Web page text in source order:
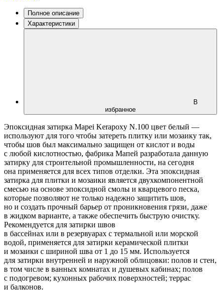
Полное описание
Характеристики
В
избранное
Эпоксидная затирка Mapei Kerapoxy N.100 цвет белый —
используют для того чтобы затереть плитку или мозаику так,
чтобы шов был максимально защищен от кислот и воды
с любой кислотностью, фабрика Мапей разработала данную
затирку для строительной промышленности, на сегодня
она применяется для всех типов отделки. Эта эпоксидная
затирка для плитки и мозаики является двухкомпонентной
смесью на основе эпоксидной смолы и кварцевого песка,
которые позволяют не только надежно защитить шов,
но и создать прочный барьер от проникновения грязи, даже
в жидком варианте, а также обеспечить быструю очистку.
Рекомендуется для затирки швов
в бассейнах или в резервуарах с термальной или морской
водой, применяется для затирки керамической плитки
и мозаики с шириной шва от 1 до 15 мм. Используется
для затирки внутренней и наружной облицовки: полов и стен,
в том числе в ванных комнатах и душевых кабинах; полов
с подогревом; кухонных рабочих поверхностей; террас
и балконов.